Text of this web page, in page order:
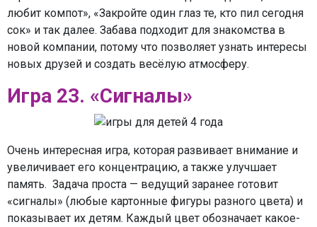
любит компот», «Закройте один глаз те, кто пил сегодня
сок» и так далее. Забава подходит для знакомства в
новой компании, потому что позволяет узнать интересы
новых друзей и создать весёлую атмосферу.
Игра 23. «Сигналы»
Очень интересная игра, которая развивает внимание и
увеличивает его концентрацию, а также улучшает
память. Задача проста — ведущий заранее готовит
«сигналы» (любые картонные фигуры разного цвета) и
показывает их детям. Каждый цвет обозначает какое-